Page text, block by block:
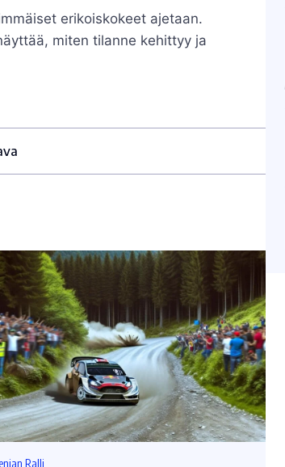
erikoiskokeet ajetaan.
miten tilanne kehittyy ja
Ralli